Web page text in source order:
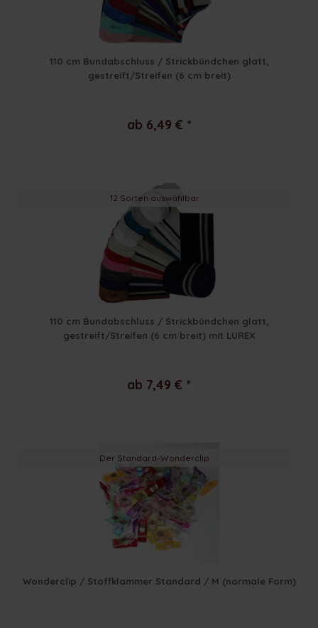
110 cm Bundabschluss / Strickbündchen glatt,
gestreift/Streifen (6 cm breit)
ab 6,49 € *
12 Sorten auswählbar
110 cm Bundabschluss / Strickbündchen glatt,
gestreift/Streifen (6 cm breit) mit LUREX
ab 7,49 € *
Der Standard-Wonderclip
Wonderclip / Stoffklammer Standard / M (normale Form)